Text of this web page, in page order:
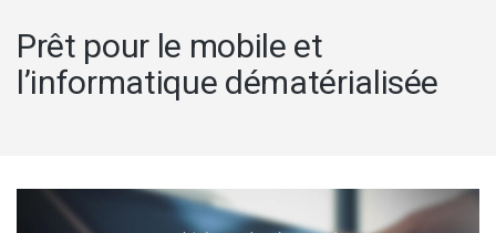
Prêt pour le mobile et
l’informatique dématérialisée